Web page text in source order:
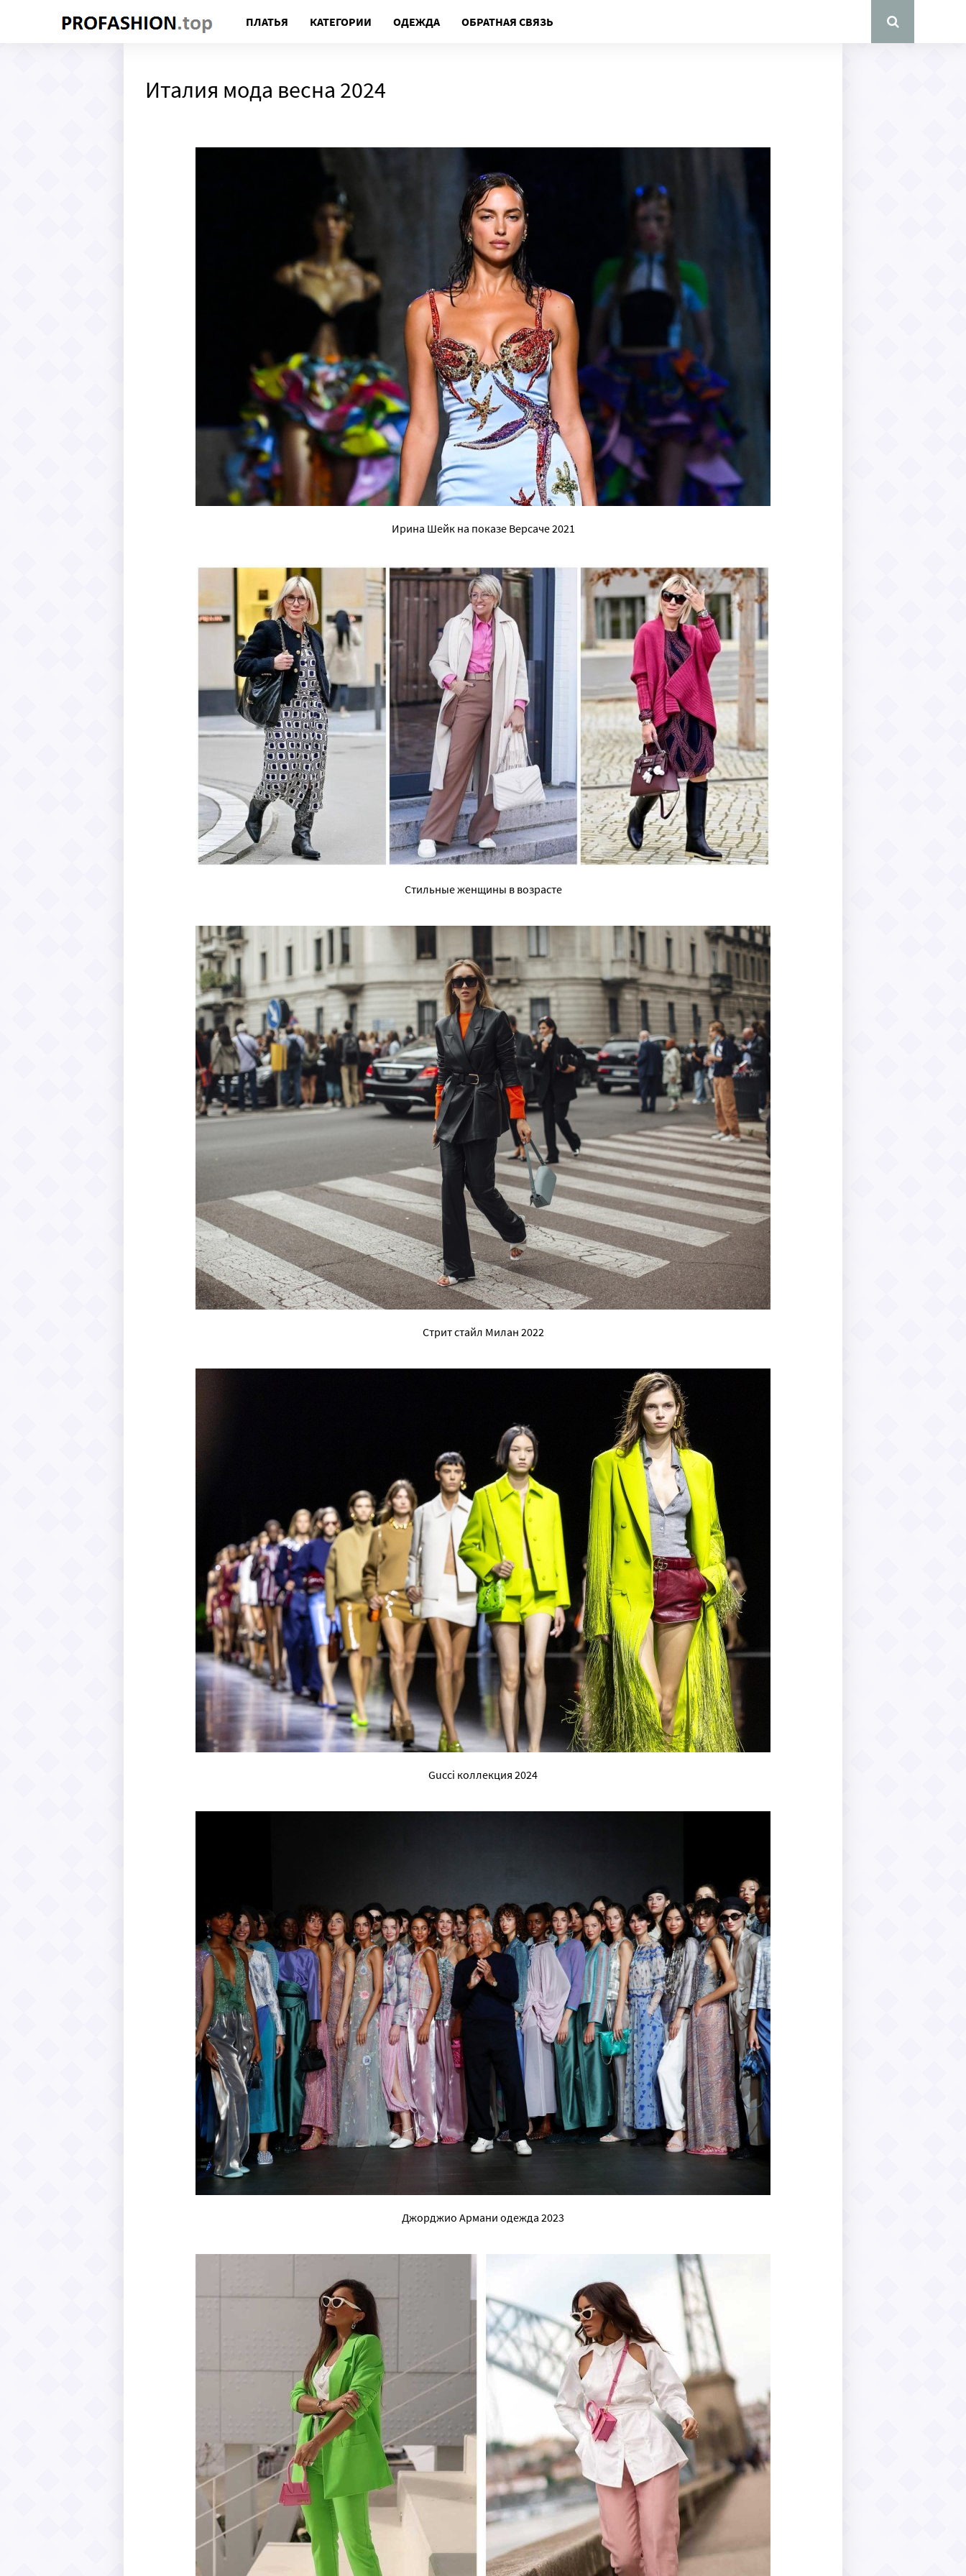
ПЛАТЬЯ КАТЕГОРИИ ОДЕЖДА ОБРАТНАЯ СВЯЗЬ
Италия мода весна 2024
Ирина Шейк на показе Версаче 2021
Стильные женщины в возрасте
Стрит стайл Милан 2022
Gucci коллекция 2024
Джорджио Армани одежда 2023